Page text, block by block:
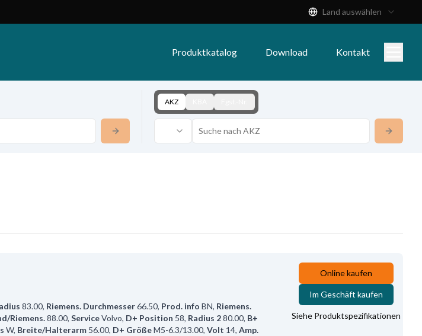
Land auswählen
Produktkatalog Download Kontakt
AKZ
83.00, Riemens. Durchmesser66.50, Prod. info BN, Riemens.
Riemens.88.00, ServiceVolvo, D+ Position 58, Radius 280.00, B+
W, Breite/Halterarm 56.00, D+ GrößeM5-6.3/13.00, Volt 14, Amp.
Online kaufen
Im Geschäft kaufen
Siehe Produktspezifikationen